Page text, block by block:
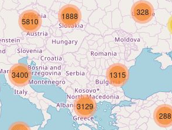
328
288
1315
3129
1888
3400
5810